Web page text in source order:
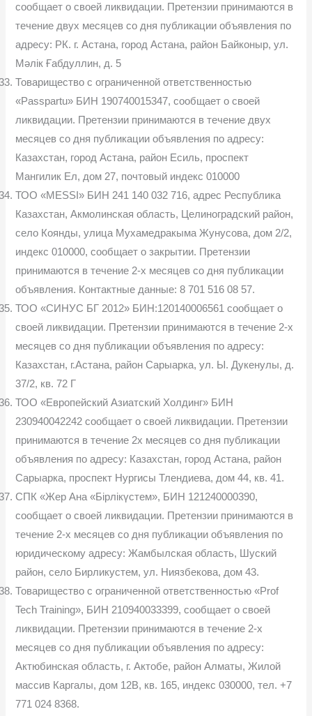
сообщает о своей ликвидации. Претензии принимаются в
течение двух месяцев со дня публикации объявления по
адресу: РК. г. Астана, город Астана, район Байконыр, ул.
Мәлік Ғабдуллин, д. 5
Товарищество с ограниченной ответственностью
«Passpartu» БИН 190740015347, сообщает о своей
ликвидации. Претензии принимаются в течение двух
месяцев со дня публикации объявления по адресу:
Казахстан, город Астана, район Есиль, проспект
Мангилик Ел, дом 27, почтовый индекс 010000
ТОО «MESSI» БИН 241 140 032 716, адрес Республика
Казахстан, Акмолинская область, Целиноградский район,
село Коянды, улица Мухамедракыма Жунусова, дом 2/2,
индекс 010000, сообщает о закрытии. Претензии
принимаются в течение 2-х месяцев со дня публикации
объявления. Контактные данные: 8 701 516 08 57.
ТОО «СИНУС БГ 2012» БИН:120140006561 сообщает о
своей ликвидации. Претензии принимаются в течение 2-х
месяцев со дня публикации объявления по адресу:
Казахстан, г.Астана, район Сарыарка, ул. Ы. Дукенулы, д.
37/2, кв. 72 Г
ТОО «Европейский Азиатский Холдинг» БИН
230940042242 сообщает о своей ликвидации. Претензии
принимаются в течение 2х месяцев со дня публикации
объявления по адресу: Казахстан, город Астана, район
Сарыарка, проспект Нургисы Тлендиева, дом 44, кв. 41.
СПК «Жер Ана «Бірлікүстем», БИН 121240000390,
сообщает о своей ликвидации. Претензии принимаются в
течение 2-х месяцев со дня публикации объявления по
юридическому адресу: Жамбылская область, Шуский
район, село Бирликустем, ул. Ниязбекова, дом 43.
Товарищество с ограниченной ответственностью «Prof
Tech Training», БИН 210940033399, сообщает о своей
ликвидации. Претензии принимаются в течение 2-х
месяцев со дня публикации объявления по адресу:
Актюбинская область, г. Актобе, район Алматы, Жилой
массив Каргалы, дом 12B, кв. 165, индекс 030000, тел. +7
771 024 8368.